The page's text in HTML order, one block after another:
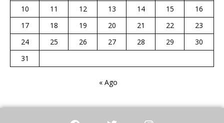
10
11 12 13 14 15
16
17
18 19 20 21 22
23
24
25 26 27 28 29
30
31
« Ago